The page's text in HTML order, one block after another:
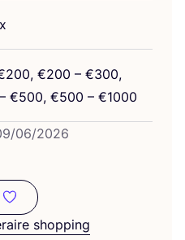
200, €200 – €300,
– €500, €500 – €1000
/06/2026
favoris
shopping